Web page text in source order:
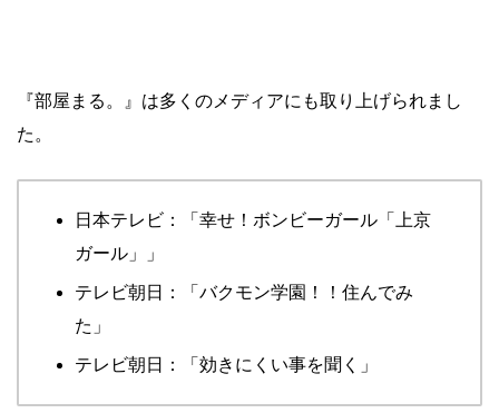
『部屋まる。』は多くのメディアにも取り上げられまし
た。
日本テレビ：「幸せ！ボンビーガール「上京
ガール」」
テレビ朝日：「バクモン学園！！住んでみ
た」
テレビ朝日：「効きにくい事を聞く」